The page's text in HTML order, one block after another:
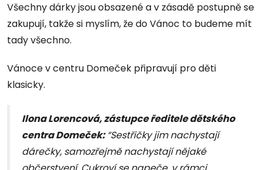
Všechny dárky jsou obsazené a v zásadě postupně se
zakupují, takže si myslím, že do Vánoc to budeme mít
tady všechno.
Vánoce v centru Domeček připravují pro děti
klasicky.
Ilona Lorencová, zástupce ředitele dětského
centra Domeček:“Sestřičky jim nachystají
dárečky, samozřejmě nachystají nějaké